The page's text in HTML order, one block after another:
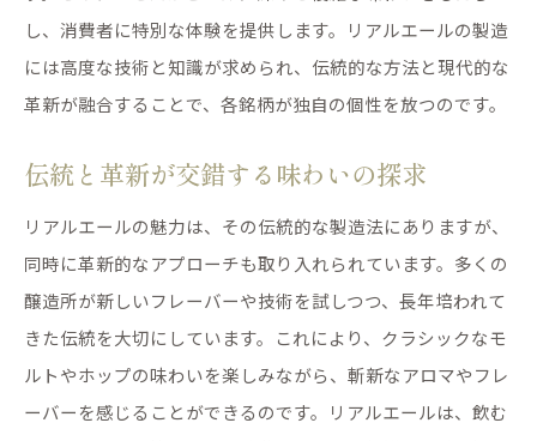
し、消費者に特別な体験を提供します。リアルエールの製造
には高度な技術と知識が求められ、伝統的な方法と現代的な
革新が融合することで、各銘柄が独自の個性を放つのです。
伝統と革新が交錯する味わいの探求
リアルエールの魅力は、その伝統的な製造法にありますが、
同時に革新的なアプローチも取り入れられています。多くの
醸造所が新しいフレーバーや技術を試しつつ、長年培われて
きた伝統を大切にしています。これにより、クラシックなモ
ルトやホップの味わいを楽しみながら、斬新なアロマやフレ
ーバーを感じることができるのです。リアルエールは、飲む